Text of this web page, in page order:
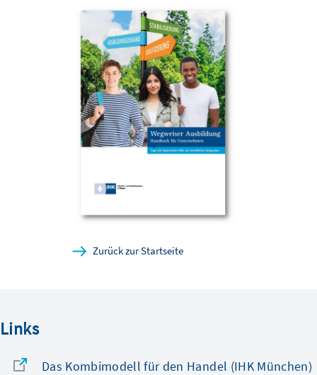
Zurück zur Startseite
Links
Das Kombimodell für den Handel (IHK München)